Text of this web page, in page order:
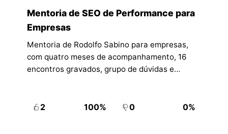
Mentoria de SEO de Performance para
Empresas
Mentoria de Rodolfo Sabino para empresas,
com quatro meses de acompanhamento, 16
encontros gravados, grupo de dúvidas e
2 100% 0 0%